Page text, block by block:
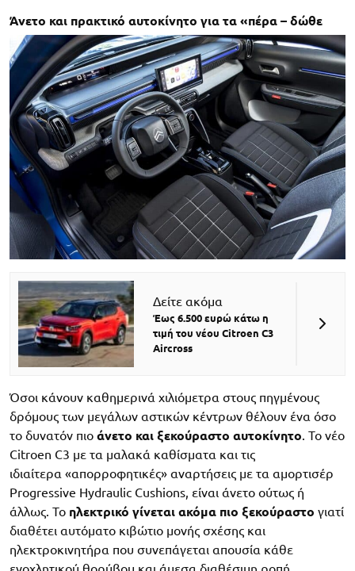
Άνετο και πρακτικό αυτοκίνητο για τα «πέρα – δώθε
Δείτε ακόμα
Έως 6.500 ευρώ κάτω η
τιμή του νέου Citroen C3
Aircross
Όσοι κάνουν καθημερινά χιλιόμετρα στους πηγμένους
δρόμους των μεγάλων αστικών κέντρων θέλουν ένα όσο
το δυνατόν πιο άνετο και ξεκούραστο αυτοκίνητο. Το νέο
Citroen C3 με τα μαλακά καθίσματα και τις
ιδιαίτερα «απορροφητικές» αναρτήσεις με τα αμορτισέρ
Progressive Hydraulic Cushions, είναι άνετο ούτως ή
άλλως. Το ηλεκτρικό γίνεται ακόμα πιο ξεκούραστο γιατί
διαθέτει αυτόματο κιβώτιο μονής σχέσης και
ηλεκτροκινητήρα που συνεπάγεται απουσία κάθε